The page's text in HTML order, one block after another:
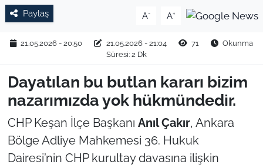
Paylaş A- A+
21.05.2026 - 20:50 21.05.2026 - 21:04 71
Okunma
Süresi: 2 Dk
Dayatılan bu butlan kararı bizim
nazarımızda yok hükmündedir.
CHP Keşan İlçe Başkanı Anıl Çakır, Ankara
Bölge Adliye Mahkemesi 36. Hukuk
Dairesi’nin CHP kurultay davasına ilişkin
SPOR
YAŞAM
EDİRNE
TEKİRDAĞ
KIRKLARELİ
ÇANAKKALE